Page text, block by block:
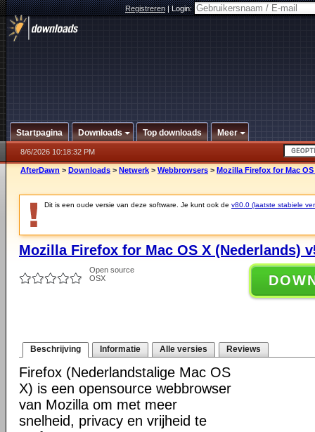
Registreren|Login:
Startpagina Downloads Top downloads Meer
8/6/2026 10:18:32 PM
AfterDawn > Downloads > Netwerk > Webbrowsers > Mozilla Firefox for Mac
Dit is een oude versie van deze software. Je kunt ook de v80.0 (laatste stabiele
Mozilla Firefox for Mac OS X (Nederlands)
Open source
OSX
Beschrijving Informatie Alle versies Reviews
Firefox (Nederlandstalige Mac OS
X) is een opensource webbrowser
van Mozilla om met meer
snelheid, privacy en vrijheid te